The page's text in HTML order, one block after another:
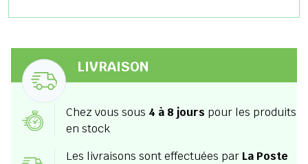
LIVRAISON
Chez vous sous 4 à 8 jours pour les produits
en stock
Les livraisons sont effectuées par La Poste